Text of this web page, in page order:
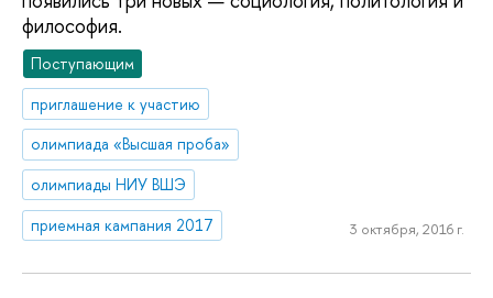
философия.
Поступающим
приглашение к участию
олимпиада «Высшая проба»
олимпиады НИУ ВШЭ
приемная кампания 2017
3 октября, 2016 г.